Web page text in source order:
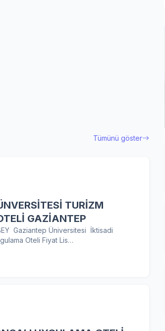
Tümünü göster
TURİZM
GAZİANTEP
Gaziantep Üniversitesi İktisadi
Oteli Fiyat Lis…